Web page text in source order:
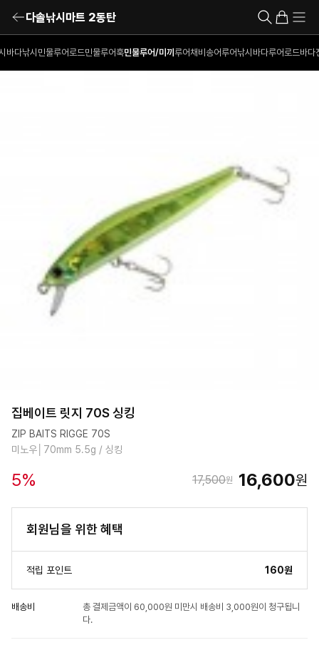
다솔낚시마트 2동탄
바다낚시 민물루어로드민물루어훅민물루어/미끼 루어채비 송어루어낚시 바다루어로드바다
집베이트 릿지 70S 싱킹
ZIP BAITS RIGGE 70S
미노우│70mm 5.5g / 싱킹
5% 17,500원 16,600원
회원님을 위한 혜택
적립 포인트 160원
배송비
총 결제금액이 60,000원 미만시 배송비 3,000원이 청구됩니
다.